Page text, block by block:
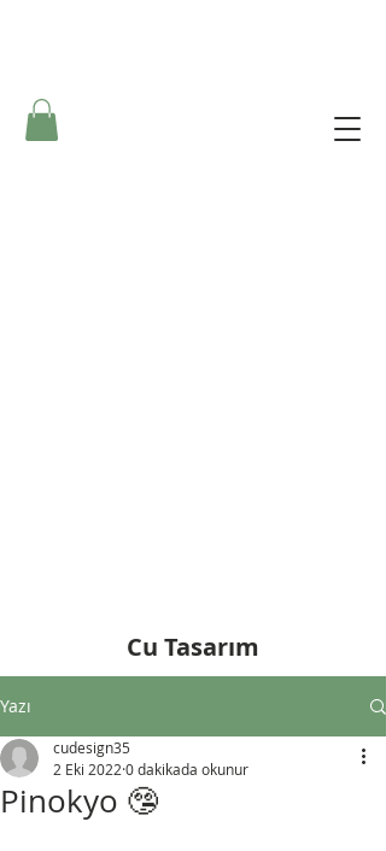
Cu Tasarım
Yazı
Pinokyo 🤥
cudesign35
2 Eki 2022 0 dakikada okunur